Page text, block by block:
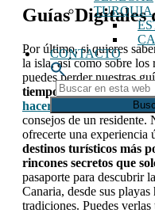
TURQUIA
CONTACTO
Buscar
en
esta
web
Guías Digitales
Por último, si quieres
la isla, así como sobre los
puedes perder nuestras
tiempo en cuanto a
hacer en Gran Canaria,
consejos de un residente.
ofrecerte una experiencia
destinos turísticos más
rincones secretos que
pasaporte para descubrir
Canaria, desde sus
tradiciones. Puedes